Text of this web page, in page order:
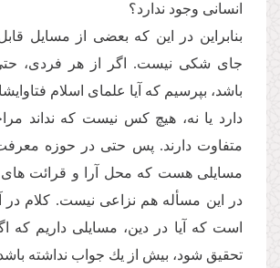
انسانى وجود ندارد؟
بنابراین در این كه بعضى از مسایل
جاى شكى نیست. اگر از هر فردى،
باشد، بپرسیم كه آیا علماى اسلام
دارد یا نه، هیچ كس نیست كه نداند
متفاوت دارند. پس حتى در حوزه
مسایلى هست كه محل آرا و قرائت
در این مسأله هم نزاعى نیست. كلام
است كه آیا در دین، مسایلى داریم كه
تحقیق شود، بیش از یك جواب نداشته